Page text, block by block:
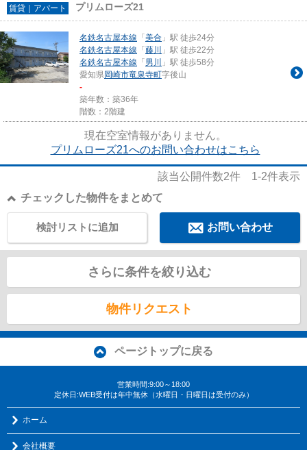
賃貸｜アパート プリムローズ21
名鉄名古屋本線 「 美合 」駅 徒歩24分
名鉄名古屋本線 「 藤川
」駅 徒歩22分
名鉄名古屋本線 「 男川
」駅 徒歩58分
愛知県岡崎市竜泉寺町字後山
-
築年数：築36年
階数：2階建
現在空室情報がありません。
プリムローズ21へのお問い合わせはこちら
該当公開件数2件 1-2件表示
チェックした物件をまとめて
お問い合わせ
検討リストに追加
さらに条件を絞り込む
物件リクエスト
ページトップに戻る
営業時間:9:00～18:00
定休日:WEB受付は年中無休（水曜日・日曜日は受付のみ）
ホーム
会社概要